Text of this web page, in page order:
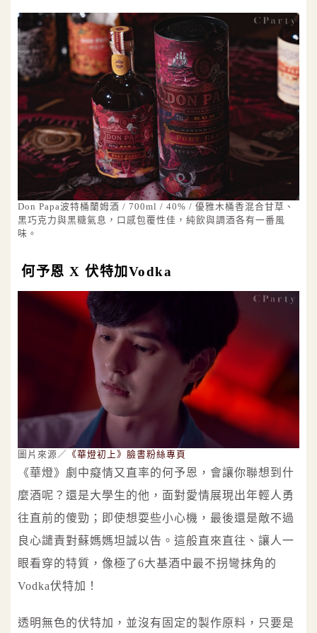
Don Papa波特桶蘭姆酒 / 700ml / 40% / 優雅木桶香混合甘草、
黑巧克力與黑糖氣息，口感包覆性佳，純飲與調酒各有一番風
味。
何予恩 X 伏特加Vodka
圖片來源／ 《華燈初上》臉書粉絲專頁
《華燈》劇中癡情又直率的何予恩，會讓你聯想到什
麼酒呢？還是大學生的他，面對愛情展現出年輕人勇
往直前的傻勁；即使想耍些小心機，最後還是敵不過
良心譴責對蘇媽媽坦誠以告。這般直來直往、讓人一
眼看穿的特質，像極了6大基酒中最不拐彎抹角的
Vodka伏特加！
透明無色的伏特加，並沒有固定的製作原料，只要是